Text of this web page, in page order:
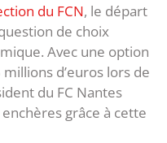
du FCN, le départ
de choix
Avec une option
d’euros lors de
du FC Nantes
grâce à cette